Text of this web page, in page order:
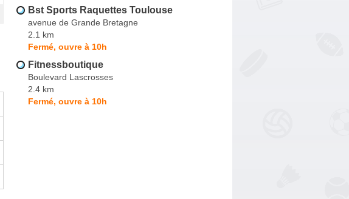
Bst Sports Raquettes Toulouse
avenue de Grande Bretagne
2.1 km
Fermé, ouvre à 10h
Fitnessboutique
Boulevard Lascrosses
2.4 km
Fermé, ouvre à 10h